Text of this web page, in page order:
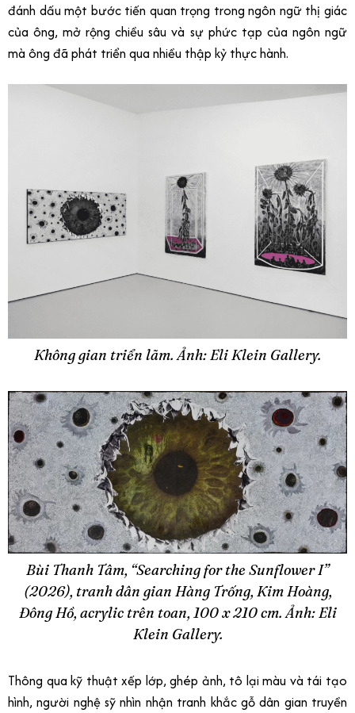
đánh dấu một bước tiến quan trọng trong ngôn ngữ thị giác
của ông, mở rộng chiều sâu và sự phức tạp của ngôn ngữ
mà ông đã phát triển qua nhiều thập kỷ thực hành.
Không gian triển lãm. Ảnh: Eli Klein Gallery.
Bùi Thanh Tâm, “Searching for the Sunflower I”
(2026), tranh dân gian Hàng Trống, Kim Hoàng,
Đông Hồ, acrylic trên toan, 100 x 210 cm. Ảnh: Eli
Klein Gallery.
Thông qua kỹ thuật xếp lớp, ghép ảnh, tô lại màu và tái tạo
hình, người nghệ sỹ nhìn nhận tranh khắc gỗ dân gian truyền